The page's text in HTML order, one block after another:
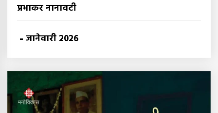
प्रभाकर नानावटी
- जानेवारी 2026